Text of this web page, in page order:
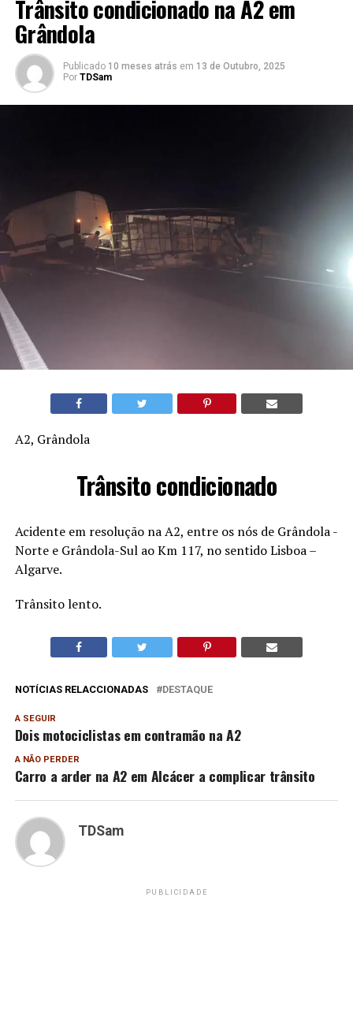
Trânsito condicionado na A2 em
Grândola
Publicado 10 meses atrás em 13 de Outubro, 2025
Por TDSam
A2, Grândola
Trânsito condicionado
Acidente em resolução na A2, entre os nós de Grândola -
Norte e Grândola-Sul ao Km 117, no sentido Lisboa –
Algarve.
Trânsito lento.
NOTÍCIAS RELACCIONADAS DESTAQUE
A SEGUIR
Dois motociclistas em contramão na A2
A NÃO PERDER
Carro a arder na A2 em Alcácer a complicar trânsito
TDSam
PUBLICIDADE